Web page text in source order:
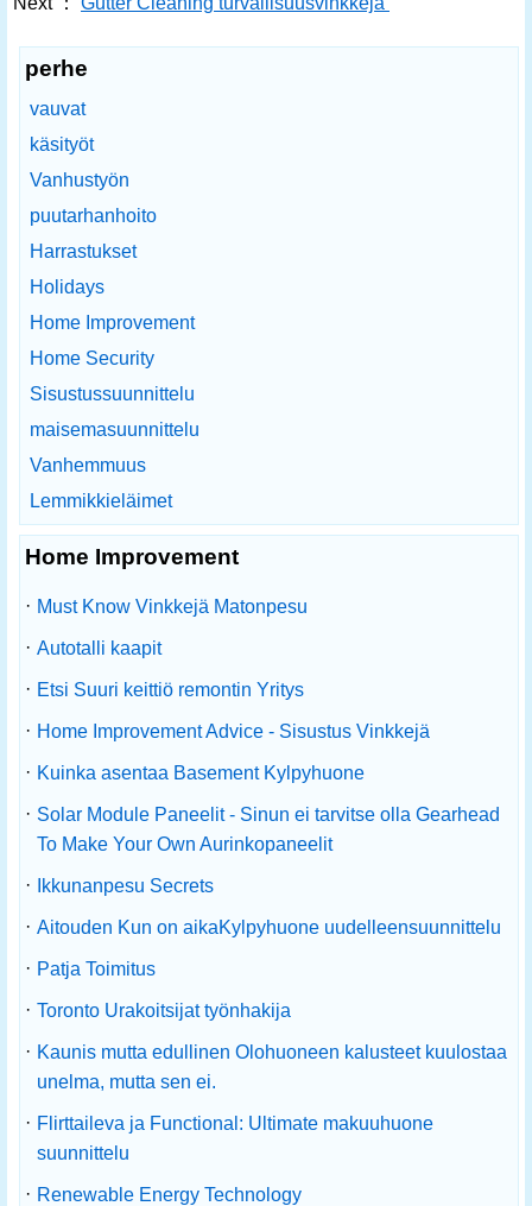
perhe
vauvat
käsityöt
Vanhustyön
puutarhanhoito
Harrastukset
Holidays
Home Improvement
Home Security
Sisustussuunnittelu
maisemasuunnittelu
Vanhemmuus
Lemmikkieläimet
Home Improvement
· Must Know Vinkkejä Matonpesu
· Autotalli kaapit
· Etsi Suuri keittiö remontin Yritys
· Home Improvement Advice - Sisustus Vinkkejä
· Kuinka asentaa Basement Kylpyhuone
· Solar Module Paneelit - Sinun ei tarvitse olla Gearhead
To Make Your Own Aurinkopaneelit
·
Ikkunanpesu Secrets
· Aitouden Kun on aikaKylpyhuone uudelleensuunnittelu
· Patja Toimitus
· Toronto Urakoitsijat työnhakija
· Kaunis mutta edullinen Olohuoneen kalusteet kuulostaa
unelma, mutta sen ei.
· Flirttaileva ja Functional: Ultimate makuuhuone
suunnittelu
· Renewable Energy Technology